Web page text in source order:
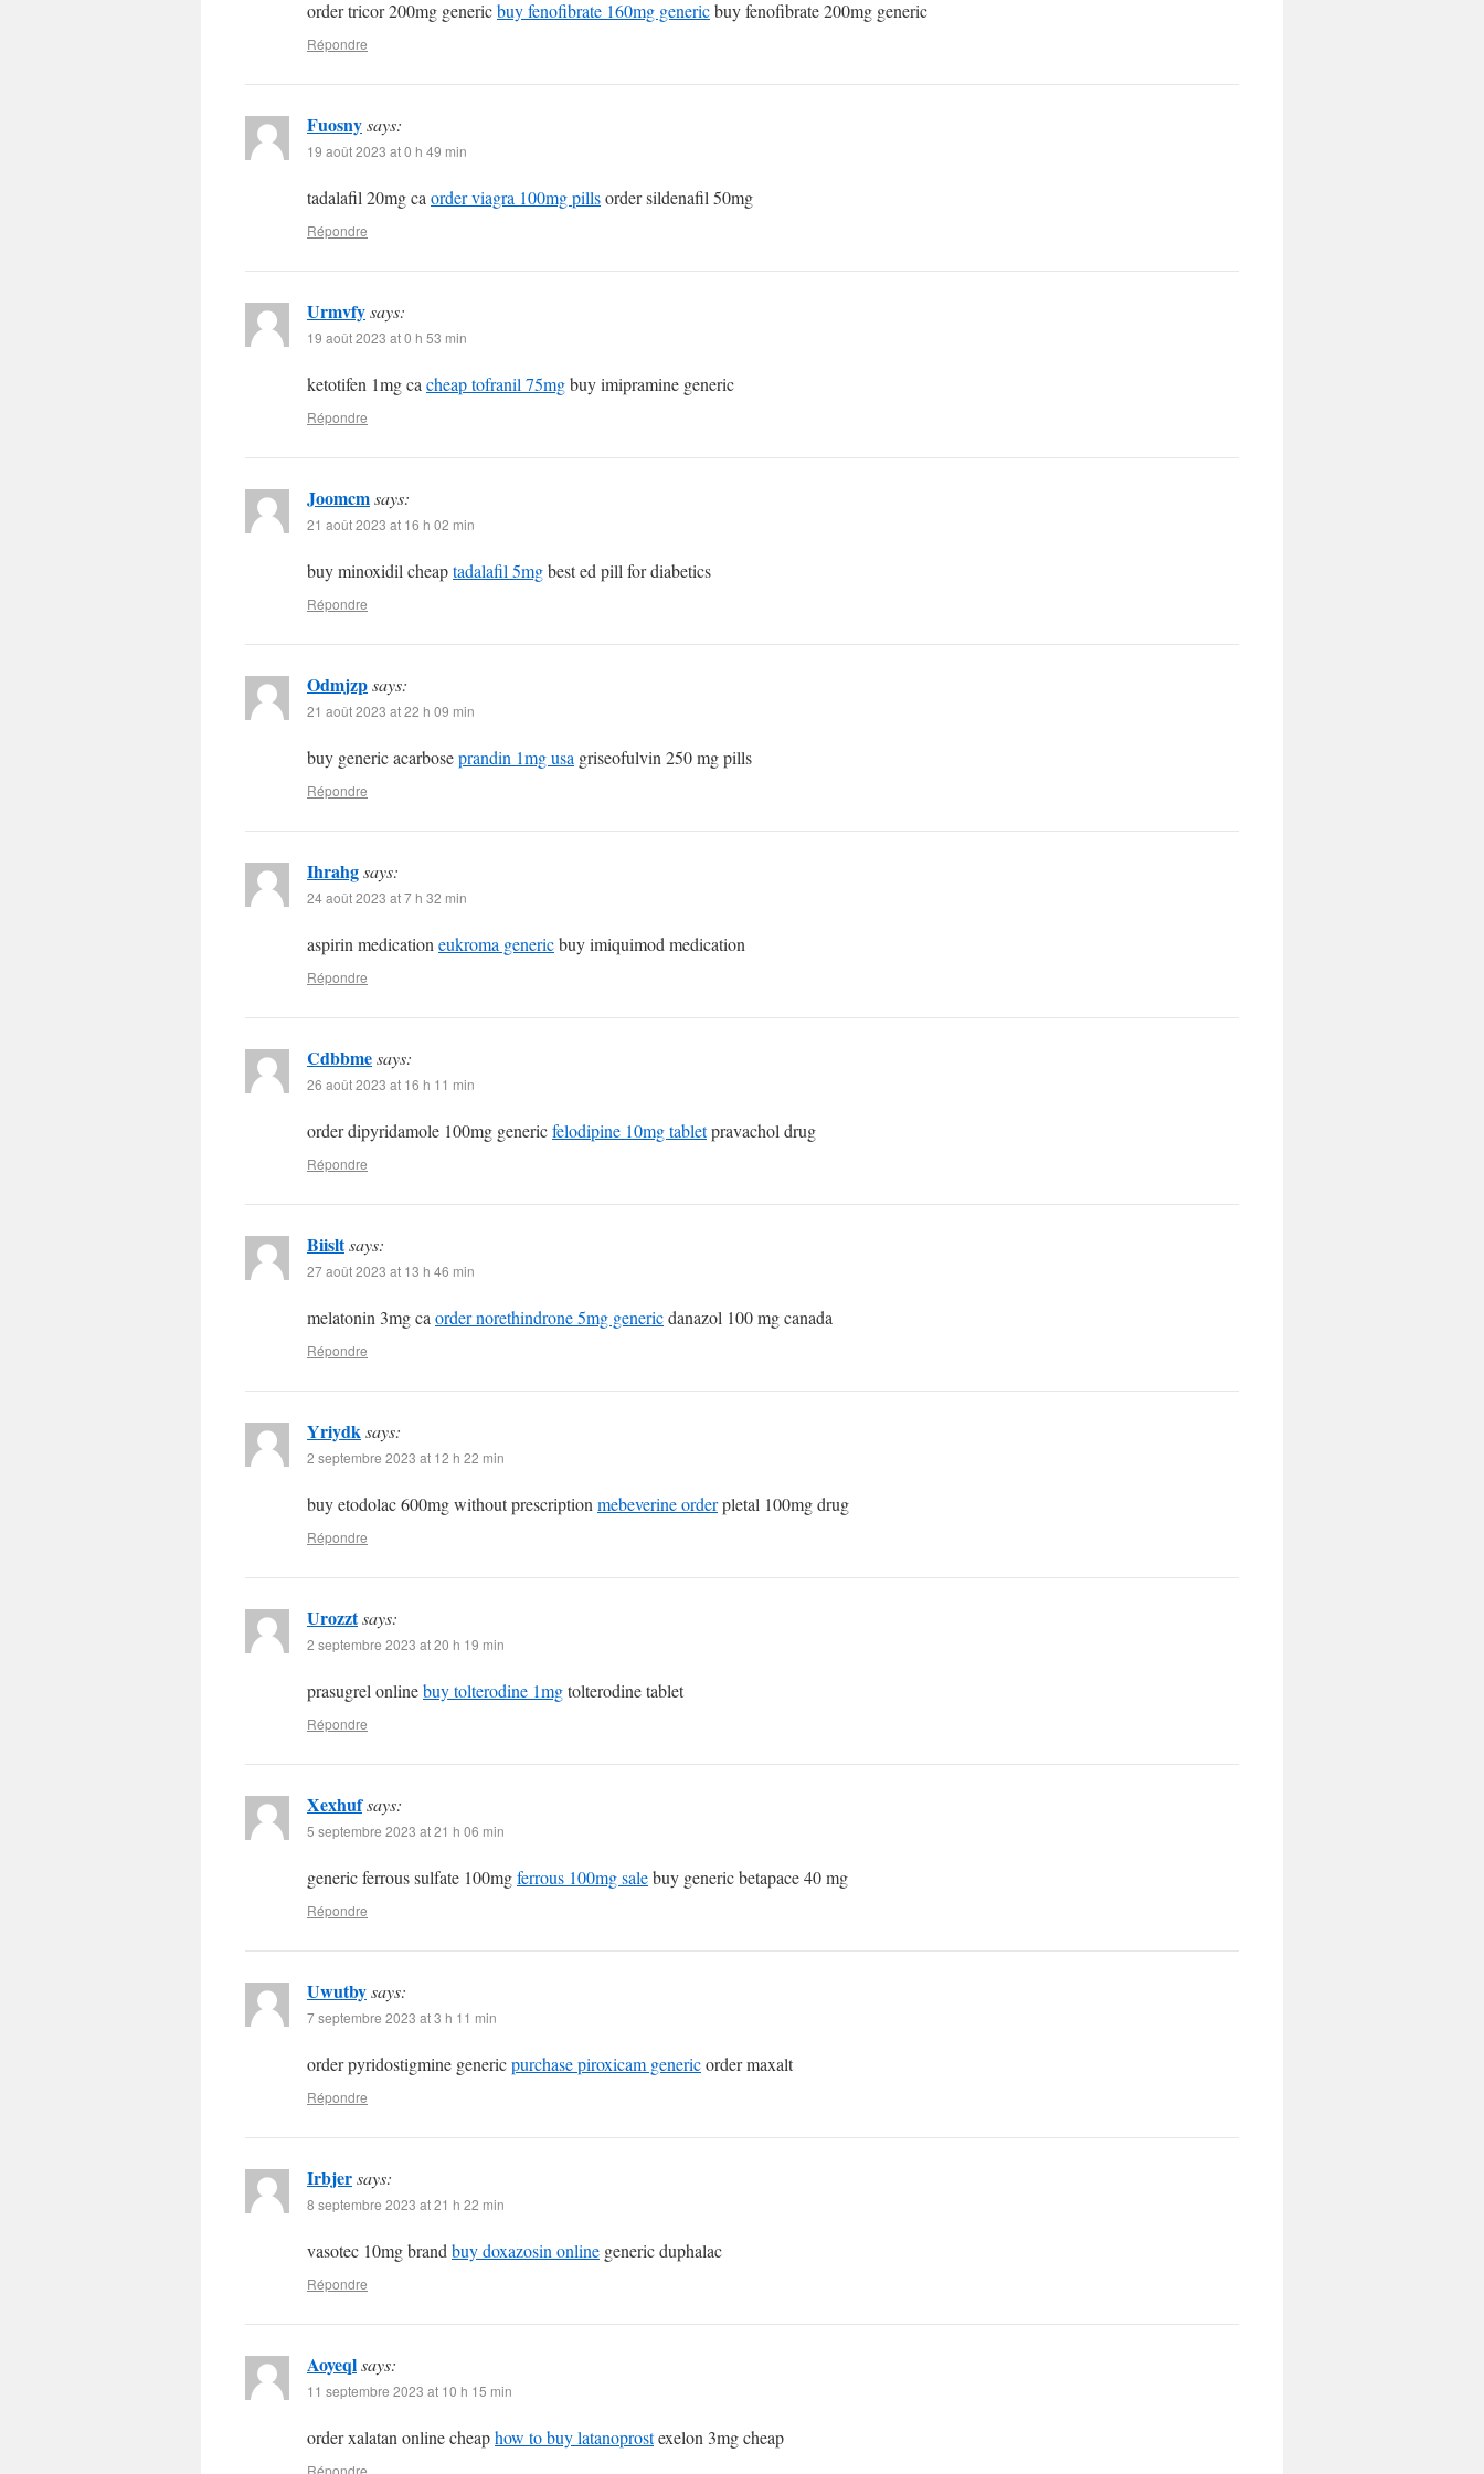
order tricor 200mg genericbuy fenofibrate 160mg genericbuy fenofibrate 200mg generic
Répondre
Fuosnysays:
19 août 2023 at 0 h 49 min
tadalafil 20mg ca order viagra 100mg pillsorder sildenafil 50mg
Répondre
Urmvfysays:
19 août 2023 at 0 h 53 min
ketotifen 1mg ca cheap tofranil 75mgbuy imipramine generic
Répondre
Joomcmsays:
21 août 2023 at 16 h 02 min
buy minoxidil cheaptadalafil 5mgbest ed pill for diabetics
Répondre
Odmjzpsays:
21 août 2023 at 22 h 09 min
buy generic acarboseprandin 1mg usa griseofulvin 250 mg pills
Répondre
Ihrahgsays:
24 août 2023 at 7 h 32 min
aspirin medication eukroma genericbuy imiquimod medication
Répondre
Cdbbmesays:
26 août 2023 at 16 h 11 min
order dipyridamole 100mg genericfelodipine 10mg tabletpravachol drug
Répondre
Biisltsays:
27 août 2023 at 13 h 46 min
melatonin 3mg ca order norethindrone 5mg genericdanazol 100 mg canada
Répondre
Yriydksays:
2 septembre 2023 at 12 h 22 min
buy etodolac 600mg without prescription mebeverine orderpletal 100mg drug
Répondre
Urozztsays:
2 septembre 2023 at 20 h 19 min
prasugrel onlinebuy tolterodine 1mgtolterodine tablet
Répondre
Xexhufsays:
5 septembre 2023 at 21 h 06 min
generic ferrous sulfate 100mgferrous 100mg salebuy generic betapace 40 mg
Répondre
Uwutbysays:
7 septembre 2023 at 3 h 11 min
order pyridostigmine genericpurchase piroxicam genericorder maxalt
Répondre
Irbjersays:
8 septembre 2023 at 21 h 22 min
vasotec 10mg brand buy doxazosin online generic duphalac
Répondre
Aoyeqlsays:
11 septembre 2023 at 10 h 15 min
order xalatan online cheaphow to buy latanoprostexelon 3mg cheap
Répondre